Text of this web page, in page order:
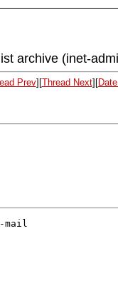
archive (inet-
Prev][Thread Next][
mail